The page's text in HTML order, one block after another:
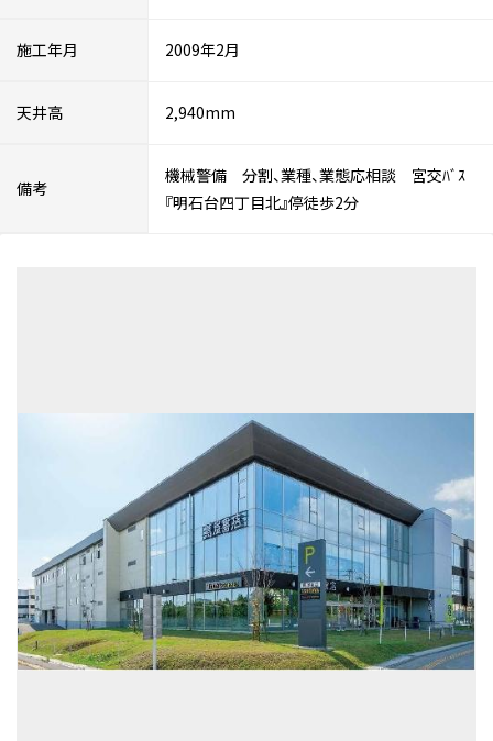
施工年月 2009年2月
天井高 2,940mm
備考
機械警備 分割、業種、業態応相談 宮交ﾊﾞｽ
『明石台四丁目北』停徒歩2分